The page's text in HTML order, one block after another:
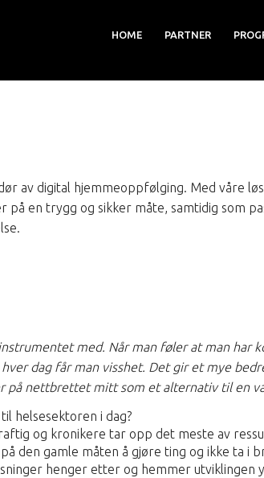
HOME PARTNER
av digital hjemmeoppfølging. Med våre
på en trygg og sikker måte, samtidig som
med. Når man føler at man har
dag får man visshet. Det gir et mye
på nettbrettet mitt som et alternativ til en
helsesektoren i dag?
og kronikere tar opp det meste av
den gamle måten å gjøre ting og ikke ta i
henger etter og hemmer utviklingen